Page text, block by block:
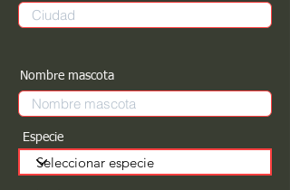
Nombre mascota
Especie